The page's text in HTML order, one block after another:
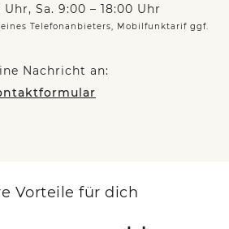
Sa. 9:00 – 18:00 Uhr
Telefonanbieters, Mobilfunktarif ggf.
Nachricht an:
Vorteile für dich